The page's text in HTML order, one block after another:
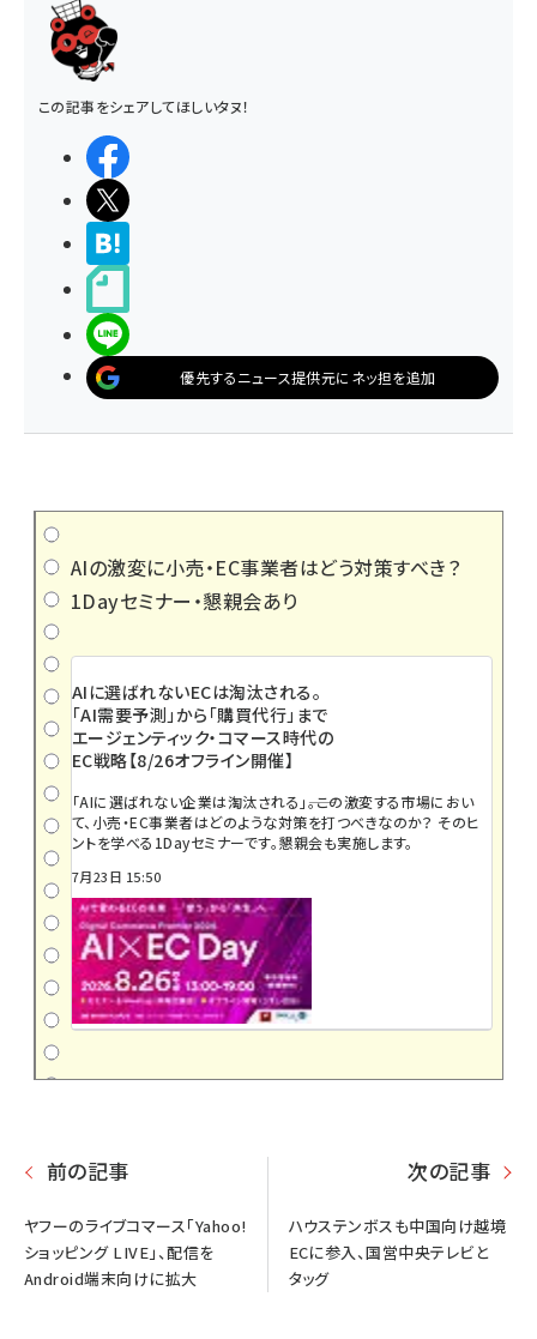
この記事をシェアしてほしいタヌ！
優先するニュース提供元にネッ担を追加
AIの激変に小売・EC事業者はどう対策すべき？
1Dayセミナー・懇親会あり
AIに選ばれないECは淘汰される。
「AI需要予測」から「購買代行」まで
エージェンティック・コマース時代の
EC戦略【8/26オフライン開催】
「AIに選ばれない企業は淘汰される」――。この激変する市場におい
て、小売・EC事業者はどのような対策を打つべきなのか？ そのヒ
ントを学べる1Dayセミナーです。懇親会も実施します。
7月23日 15:50
前の記事
ヤフーのライブコマース「Yahoo!
ショッピング LIVE」、配信を
Android端末向けに拡大
次の記事
ハウステンボスも中国向け越境
ECに参入、国営中央テレビと
タッグ